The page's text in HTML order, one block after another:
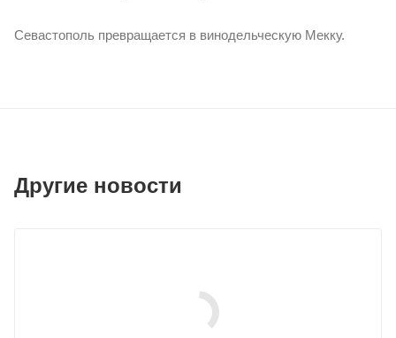
Севастополь превращается в винодельческую Мекку.
Другие новости